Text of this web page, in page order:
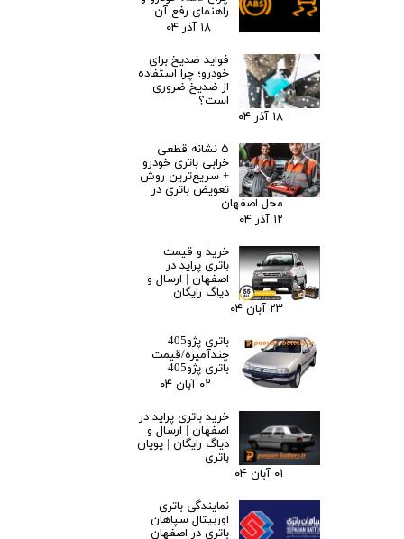
راهنمای رفع آن
۱۸ آذر ۰۴
فواید ضدیخ برای
خودرو؛ چرا استفاده
از ضدیخ ضروری
است؟
۱۸ آذر ۰۴
۵ نشانه قطعی
خرابی باتری خودرو
+ سریع‌ترین روش
تعویض باتری در
محل اصفهان
۱۲ آذر ۰۴
خرید و قیمت
باتری پراید در
اصفهان | ارسال و
دیاگ رایگان
۲۳ آبان ۰۴
باتری پژو405
چندآمپره/قیمت
باتری پژو405
۰۲ آبان ۰۴
خرید باتری پراید در
اصفهان | ارسال و
دیاگ رایگان | پویان
باتری
۰۱ آبان ۰۴
نمایندگی باتری
اوربیتال سپاهان
باتری در اصفهان